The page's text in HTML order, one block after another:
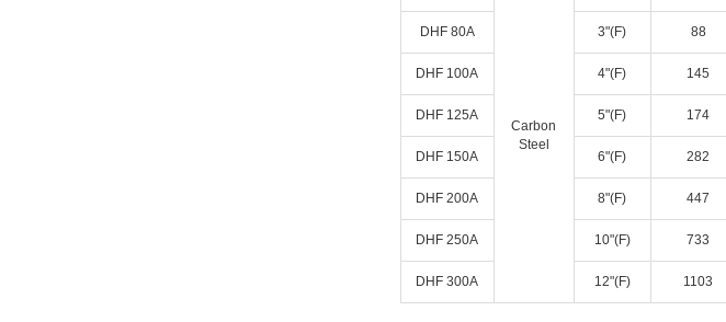
Carbon
Steel
DHF 80A 3"(F) 88
DHF 100A 4"(F) 145
DHF 125A 5"(F) 174
DHF 150A 6"(F) 282
DHF 200A 8"(F) 447
DHF 250A 10"(F) 733
DHF 300A 12"(F) 1103